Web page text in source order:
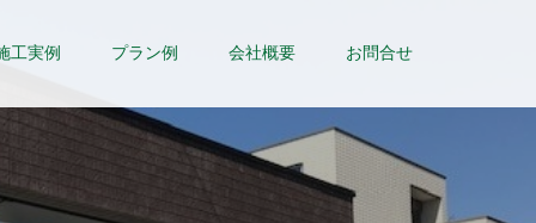
工実例 プラン例 会社概要 お問合せ